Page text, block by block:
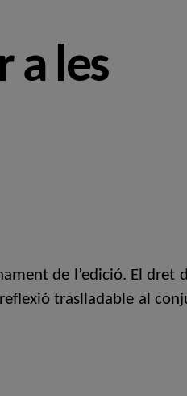
a les
de l’edició. El dret
traslladable al